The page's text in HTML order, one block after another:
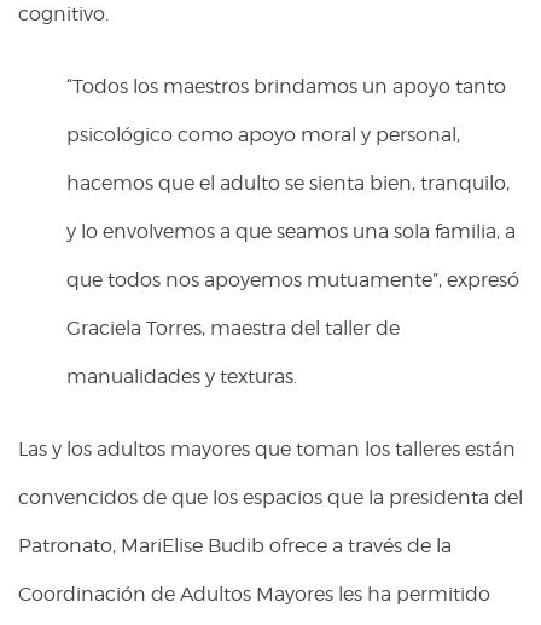
cognitivo.
“Todos los maestros brindamos un apoyo tanto
psicológico como apoyo moral y personal,
hacemos que el adulto se sienta bien, tranquilo,
y lo envolvemos a que seamos una sola familia, a
que todos nos apoyemos mutuamente”, expresó
Graciela Torres, maestra del taller de
manualidades y texturas.
Las y los adultos mayores que toman los talleres están
convencidos de que los espacios que la presidenta del
Patronato, MariElise Budib ofrece a través de la
Coordinación de Adultos Mayores les ha permitido